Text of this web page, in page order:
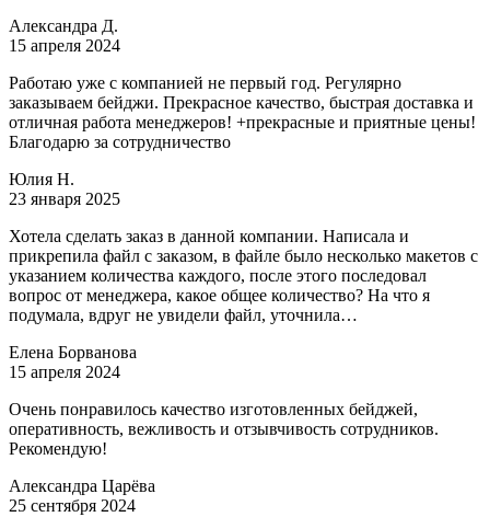
Александра Д.
15 апреля 2024
Работаю уже с компанией не первый год. Регулярно
заказываем бейджи. Прекрасное качество, быстрая доставка и
отличная работа менеджеров! +прекрасные и приятные цены!
Благодарю за сотрудничество
Юлия Н.
23 января 2025
Хотела сделать заказ в данной компании. Написала и
прикрепила файл с заказом, в файле было несколько макетов с
указанием количества каждого, после этого последовал
вопрос от менеджера, какое общее количество? На что я
подумала, вдруг не увидели файл, уточнила…
Елена Борванова
15 апреля 2024
Очень понравилось качество изготовленных бейджей,
оперативность, вежливость и отзывчивость сотрудников.
Рекомендую!
Александра Царёва
25 сентября 2024